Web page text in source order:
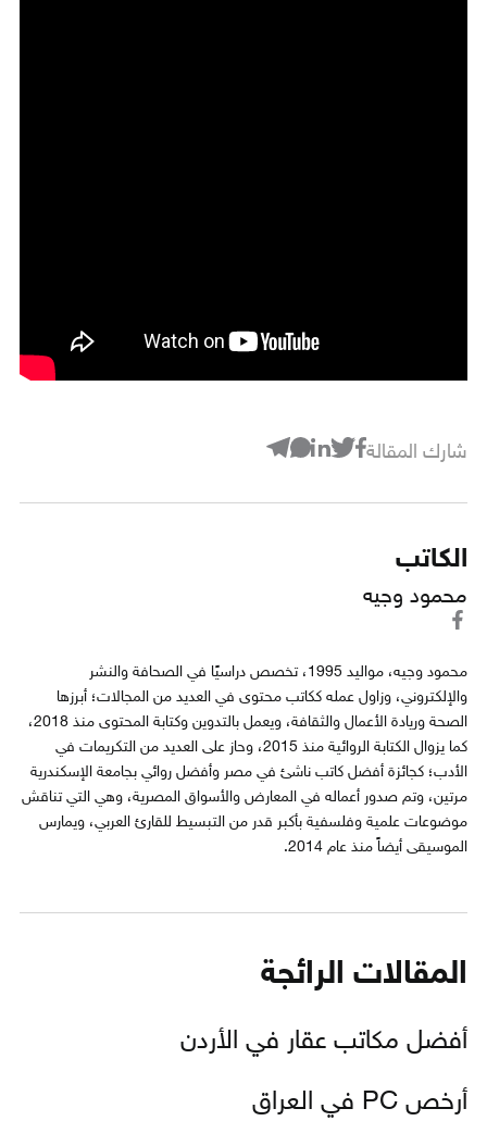
شارك المقالة
الكاتب
محمود وجيه
محمود وجيه، مواليد 1995، تخصص دراسيًا في الصحافة والنشر
والإلكتروني، وزاول عمله ككاتب محتوى في العديد من المجالات؛ أبرزها
الصحة وريادة الأعمال والثقافة، ويعمل بالتدوين وكتابة المحتوى منذ 2018،
كما يزوال الكتابة الروائية منذ 2015، وحاز على العديد من التكريمات في
الأدب؛ كجائزة أفضل كاتب ناشئ في مصر وأفضل روائي بجامعة الإسكندرية
مرتين، وتم صدور أعماله في المعارض والأسواق المصرية، وهي التي تناقش
موضوعات علمية وفلسفية بأكبر قدر من التبسيط للقارئ العربي، ويمارس
الموسيقى أيضاً منذ عام 2014.
المقالات الرائجة
أفضل مكاتب عقار في الأردن
أرخص PC في العراق